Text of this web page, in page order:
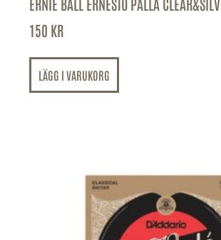
ERNIE BALL ERNESTO PALLA
150 KR
LÄGG I VARUKORG